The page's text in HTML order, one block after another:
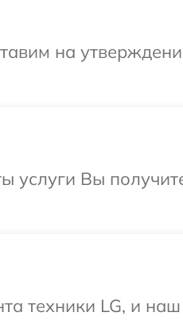
на
услуги Вы
LG, и наш